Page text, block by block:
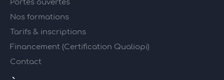
Portes ouvertes
Nos formations
Tarifs & inscriptions
Financement (Certification Qualiopi)
Contact